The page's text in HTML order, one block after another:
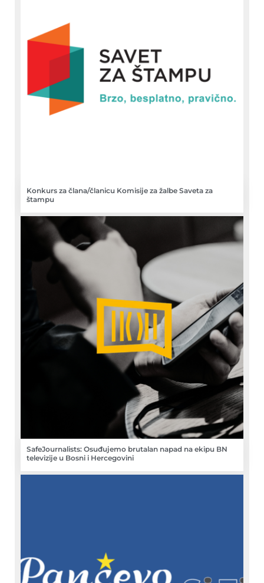
Konkurs za člana/članicu Komisije za žalbe Saveta za
štampu
SafeJournalists: Osuđujemo brutalan napad na ekipu BN
televizije u Bosni i Hercegovini